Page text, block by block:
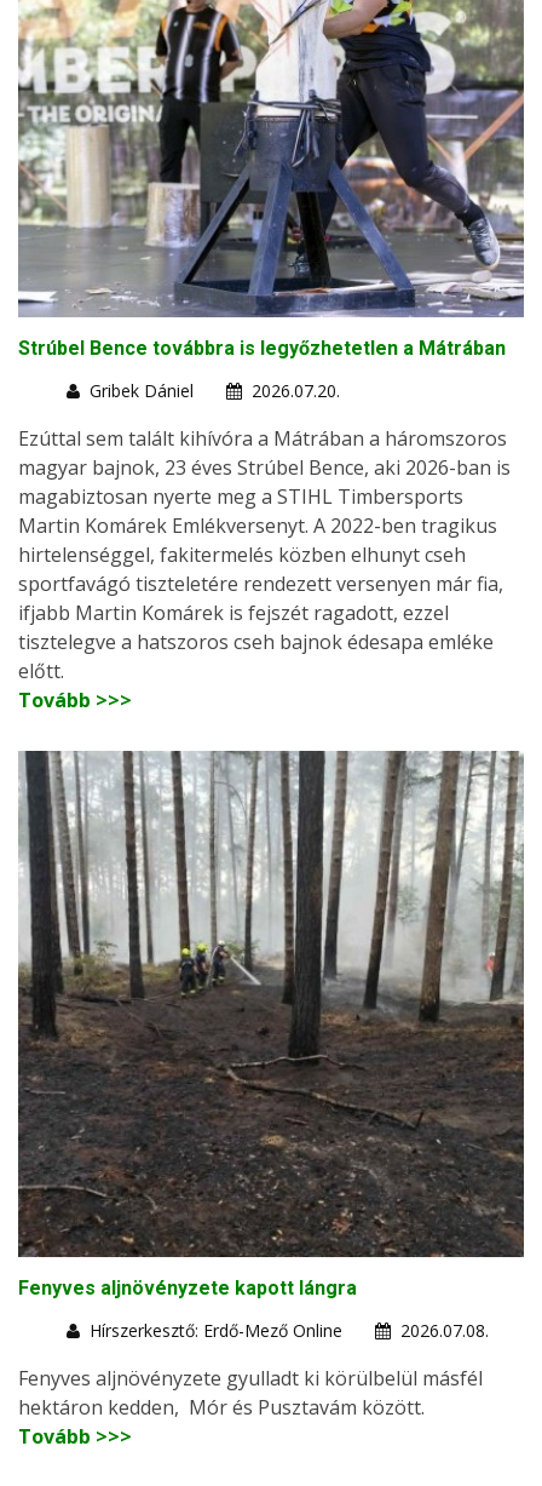
Strúbel Bence továbbra is legyőzhetetlen a Mátrában
Gribek Dániel
2026.07.20.
Ezúttal sem talált kihívóra a Mátrában a háromszoros
magyar bajnok, 23 éves Strúbel Bence, aki 2026-ban is
magabiztosan nyerte meg a STIHL Timbersports
Martin Komárek Emlékversenyt. A 2022-ben tragikus
hirtelenséggel, fakitermelés közben elhunyt cseh
sportfavágó tiszteletére rendezett versenyen már fia,
ifjabb Martin Komárek is fejszét ragadott, ezzel
tisztelegve a hatszoros cseh bajnok édesapa emléke
előtt.
Tovább >>>
Fenyves aljnövényzete kapott lángra
Hírszerkesztő: Erdő-Mező Online
2026.07.08.
Fenyves aljnövényzete gyulladt ki körülbelül másfél
hektáron kedden, Mór és Pusztavám között.
Tovább >>>